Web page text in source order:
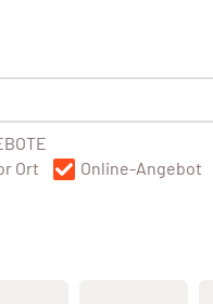
Ort
Online-Angebot